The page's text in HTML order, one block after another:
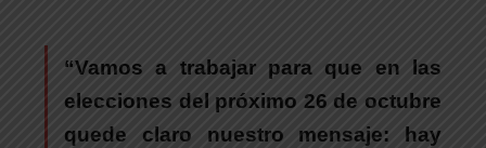
“Vamos a trabajar para que en las
elecciones del próximo 26 de octubre
quede claro nuestro mensaje: hay